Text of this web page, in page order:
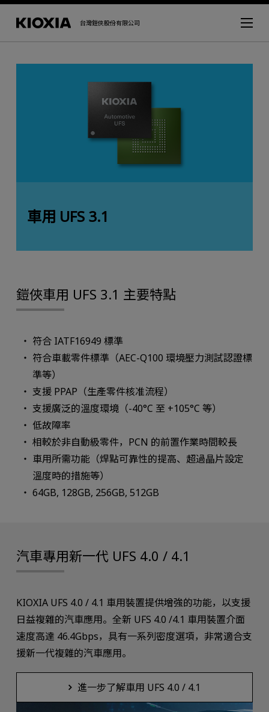
台灣鎧俠股份有限公司
車用 UFS 3.1
鎧俠車用 UFS 3.1 主要特點
符合 IATF16949 標準
符合車載零件標準（AEC-Q100 環境壓力測試認證標
準等）
支援 PPAP（生產零件核准流程）
支援廣泛的溫度環境（-40°C 至 +105°C 等）
低故障率
相較於非自動級零件，PCN 的前置作業時間較長
車用所需功能（焊點可靠性的提高、超過晶片設定
溫度時的措施等）
64GB, 128GB, 256GB, 512GB
汽車專用新一代 UFS 4.0 / 4.1
KIOXIA UFS 4.0 / 4.1 車用裝置提供增強的功能，以支援
日益複雜的汽車應用。全新 UFS 4.0 /4.1 車用裝置介面
速度高達 46.4Gbps，具有一系列密度選項，非常適合支
援新一代複雜的汽車應用。
進一步了解車用 UFS 4.0 / 4.1